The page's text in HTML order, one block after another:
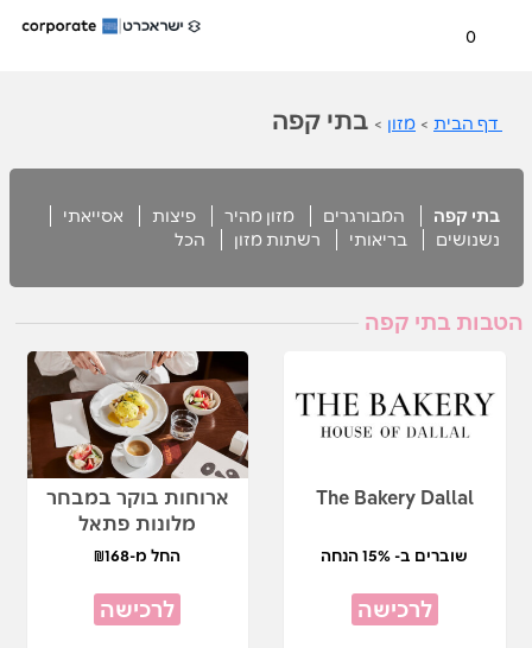
0
דף הבית > מזון > בתי קפה
בתי קפה המבורגרים מזון מהיר פיצות
אסייאתי
נשנושים
בריאותי רשתות מזון הכל
הטבות בתי קפה
The Bakery Dallal
שוברים ב- 15% הנחה
לרכישה
ארוחות בוקר במבחר
מלונות פתאל
החל מ-₪168
לרכישה